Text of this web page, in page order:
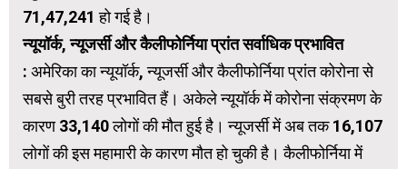
71,47,241 हो गई है।
न्यूयॉर्क, न्यूजर्सी और कैलीफोर्निया प्रांत सर्वाधिक प्रभावित
: अमेरिका का न्यूयॉर्क, न्यूजर्सी और कैलीफोर्निया प्रांत कोरोना से
सबसे बुरी तरह प्रभावित हैं। अकेले न्यूयॉर्क में कोरोना संक्रमण के
कारण 33,140 लोगों की मौत हुई है। न्यूजर्सी में अब तक 16,107
लोगों की इस महामारी के कारण मौत हो चुकी है। कैलीफोर्निया में